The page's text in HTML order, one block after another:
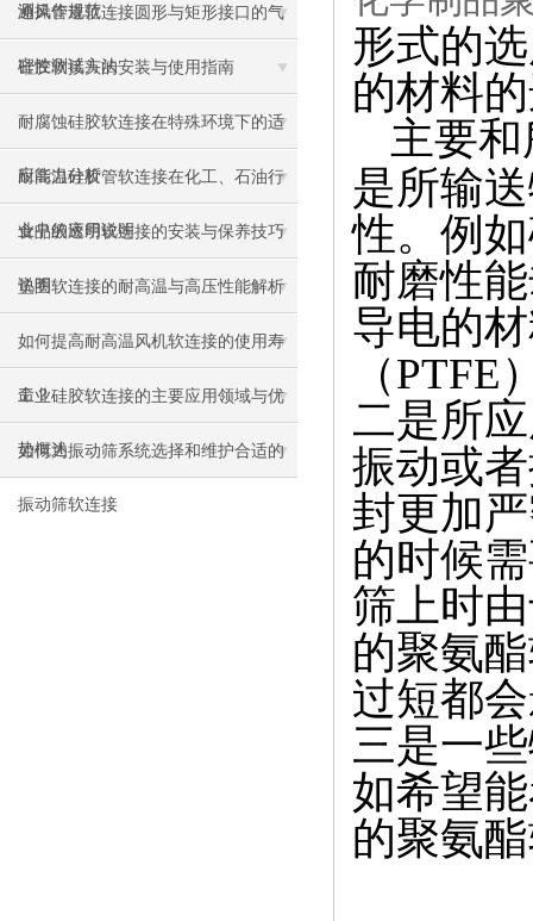
测操作规范
通风管道软连接圆形与矩形接口的气
密性测试方法
硅胶软接头的安装与使用指南
耐腐蚀硅胶软连接在特殊环境下的适
应能力分析
耐高温硅胶管软连接在化工、石油行
业中的应用说明
食品级透明软连接的安装与保养技巧
说明
垫圈软连接的耐高温与高压性能解析
如何提高耐高温风机软连接的使用寿
命？
工业硅胶软连接的主要应用领域与优
势概述
如何为振动筛系统选择和维护合适的
振动筛软连接
形式的
的材料
主要
是所输
性。例
耐磨性
导电的
（PTFE
二是所
振动或
封更加
的时候
筛上时
的聚氨
过短都
三是一
如希望
的聚氨